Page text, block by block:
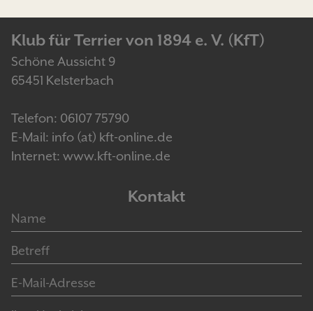
Klub für Terrier von 1894 e. V. (KfT)
Schöne Aussicht 9
65451 Kelsterbach
Telefon: 06107 75790
E-Mail: info (at) kft-online.de
Internet: www.kft-online.de
Kontakt